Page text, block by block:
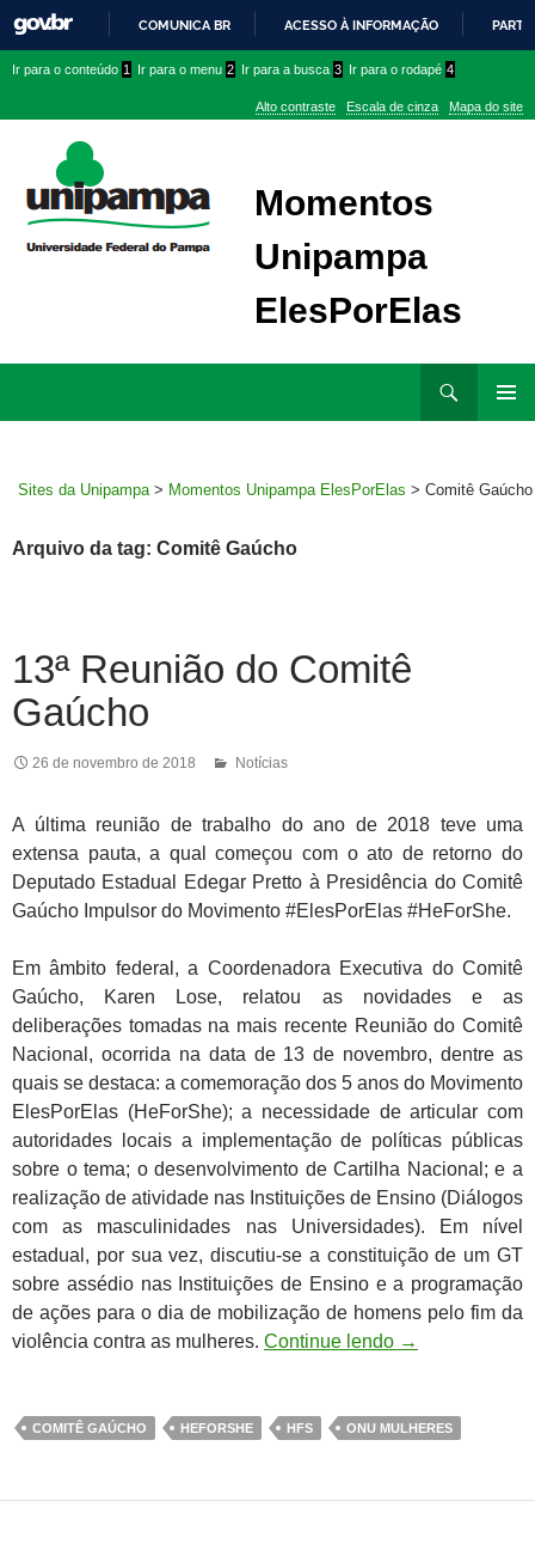
PARA
CONTEÚDO
COMUNICA BR ACESSO À INFORMAÇÃO
conteúdo
menu
superior
menu
Ir para o conteúdo 1 Ir para o menu 2 Ir para a busca 3 Ir para o rodapé 4
Alto contraste Escala de cinza Mapa do site
Momentos
Unipampa
ElesPorElas
Sites da Unipampa > Momentos Unipampa ElesPorElas > Comitê Gaúcho
Arquivo da tag: Comitê Gaúcho
13ª Reunião do Comitê
Gaúcho
26 de novembro de 2018 Notícias
A última reunião de trabalho do ano de 2018 teve uma
extensa pauta, a qual começou com o ato de retorno do
Deputado Estadual Edegar Pretto à Presidência do Comitê
Gaúcho Impulsor do Movimento #ElesPorElas #HeForShe.
Em âmbito federal, a Coordenadora Executiva do Comitê
Gaúcho, Karen Lose, relatou as novidades e as
deliberações tomadas na mais recente Reunião do Comitê
Nacional, ocorrida na data de 13 de novembro, dentre as
quais se destaca: a comemoração dos 5 anos do Movimento
ElesPorElas (HeForShe); a necessidade de articular com
autoridades locais a implementação de políticas públicas
sobre o tema; o desenvolvimento de Cartilha Nacional; e a
realização de atividade nas Instituições de Ensino (Diálogos
com as masculinidades nas Universidades). Em nível
estadual, por sua vez, discutiu-se a constituição de um GT
sobre assédio nas Instituições de Ensino e a programação
de ações para o dia de mobilização de homens pelo fim da
violência contra as mulheres. Continue lendo →
COMITÊ GAÚCHO HEFORSHE HFS ONU MULHERES